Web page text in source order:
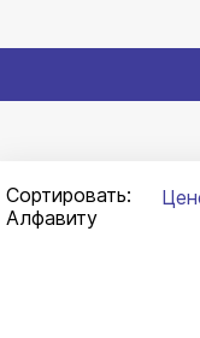
Сортировать:
Алфавиту